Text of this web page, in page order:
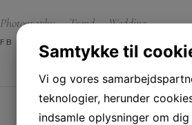
Photography Trend Wedding
FB Samtykke til
Vi og vores
teknologier, herunder
indsamle oplysninger om